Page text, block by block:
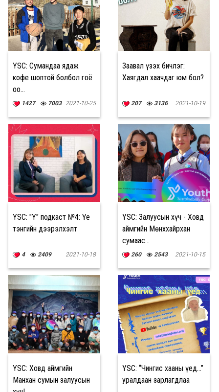
YSC: Сумандаа ядаж
кофе шоптой болбол гоё
оо...
1427 7003 2021-10-25
Заавал үзэх бичлэг:
Хаягдал хаачдаг юм бол?
207 3136 2021-10-19
YSC: "Y" подкаст №4: Үе
тэнгийн дээрэлхэлт
4 2409 2021-10-18
YSC: Залуусын хүч - Ховд
аймгийн Мөнххайрхан
сумаас…
260 2543 2021-10-15
YSC: Ховд аймгийн
Манхан сумын залуусын
YSC: “Чингис хааны үед...”
уралдаан зарлагдлаа